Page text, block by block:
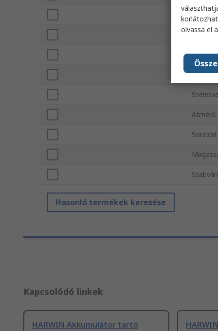
Cellák
Váz
Átmérő
Sorozat
Hasonló termékek keresése
Kapcsolódó linkek
HARWIN Akkumulátor tartó
olvassa el a